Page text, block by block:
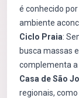
é conhecido
ambiente
Ciclo Praia:
busca massas
complementa a
Casa de São
regionais,